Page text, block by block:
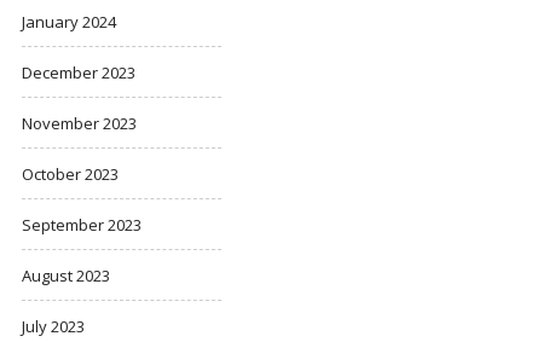
January 2024
December 2023
November 2023
October 2023
September 2023
August 2023
July 2023